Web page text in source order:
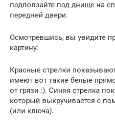
подползайте под днище на
передней двери.
Осмотревшись, вы увидите
картину:
Красные стрелки
имеют вот такие белые
от грязи :). Синяя стрелка
который выкручивается с
(или ключа).